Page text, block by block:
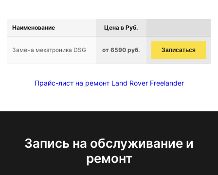
Наименование Цена в Руб.
Замена мехатроника DSG от 6590 руб. Записаться
Прайс-лист на ремонт Land Rover Freelander
Запись на обслуживание и
ремонт